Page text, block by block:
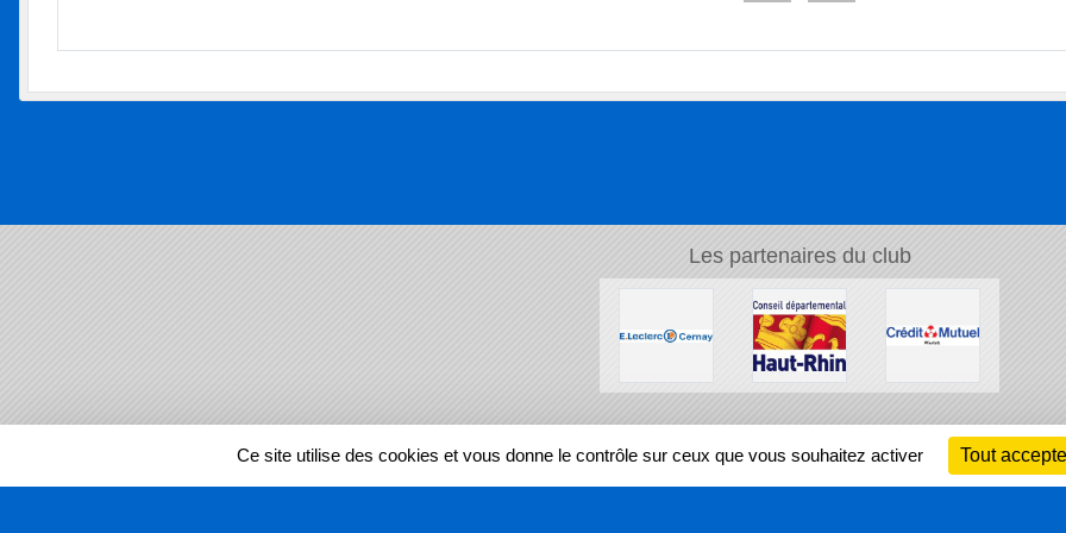
Les partenaires du club
REGIONS
Ce site utilise des cookies et vous donne le contrôle sur ceux que vous souhaitez activer Tout